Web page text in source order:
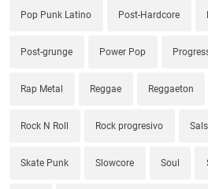
Pop Punk Latino Post-Hardcore
Post-grunge Power Pop
Rap Metal Reggae Reggaeton
Rock N Roll Rock progresivo
Skate Punk Slowcore Soul